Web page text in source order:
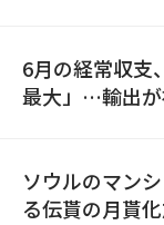
6月の経常収支
最大」…輸出
ソウルのマン
る伝貰の月貰